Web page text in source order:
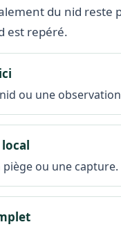
du nid reste
est repéré.
ou une
ou une capture.